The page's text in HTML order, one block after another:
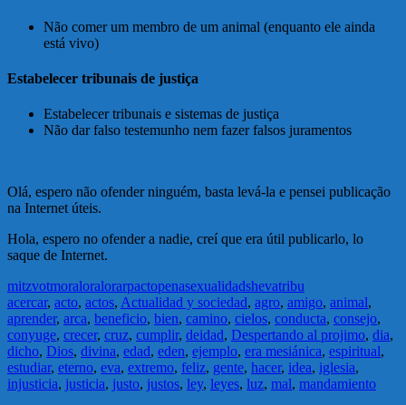
Não comer um membro de um animal (enquanto ele ainda
está vivo)
Estabelecer tribunais de justiça
Estabelecer tribunais e sistemas de justiça
Não dar falso testemunho nem fazer falsos juramentos
Olá, espero não ofender ninguém, basta levá-la e pensei publicação
na Internet úteis.
Hola, espero no ofender a nadie, creí que era útil publicarlo, lo
saque de Internet.
mitzvotmoraloralorarpactopenasexualidadshevatribu
acercar, acto, actos, Actualidad y sociedad, agro, amigo, animal,
aprender, arca, beneficio, bien, camino, cielos, conducta, consejo,
conyuge, crecer, cruz, cumplir, deidad, Despertando al projimo, dia,
dicho, Dios, divina, edad, eden, ejemplo, era mesiánica, espiritual,
estudiar, eterno, eva, extremo, feliz, gente, hacer, idea, iglesia,
injusticia, justicia, justo, justos, ley, leyes, luz, mal, mandamiento